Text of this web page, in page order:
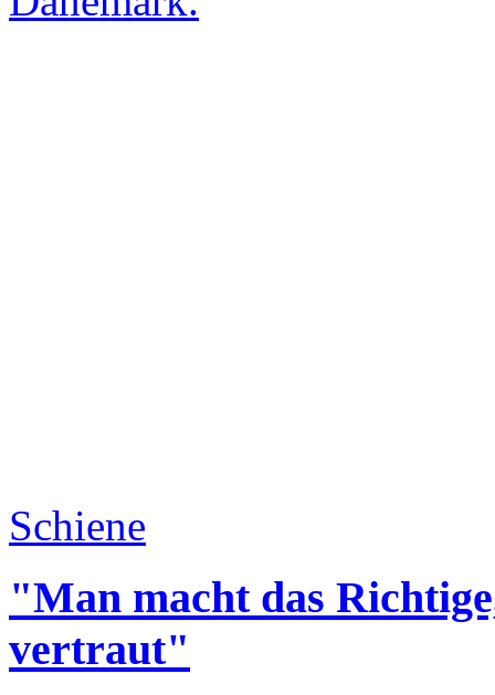
Schiene
"Man macht das
vertraut"